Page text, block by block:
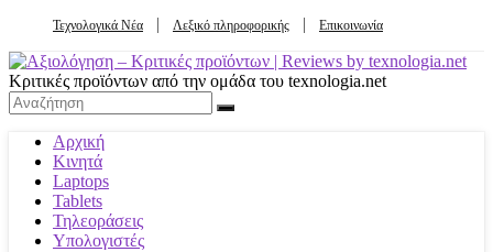
Τεχνολογικά Νέα Λεξικό πληροφορικής Επικοινωνία
Κριτικές προϊόντων από την ομάδα του texnologia.net
Αρχική
Κινητά
Laptops
Tablets
Τηλεοράσεις
Υπολογιστές